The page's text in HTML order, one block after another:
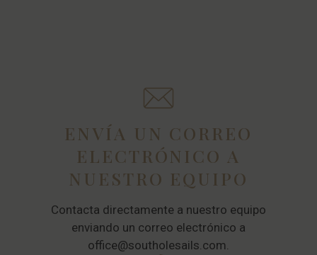
ENVÍA UN CORREO
ELECTRÓNICO A
NUESTRO EQUIPO
Contacta directamente a nuestro equipo
enviando un correo electrónico a
office@southolesails.com.